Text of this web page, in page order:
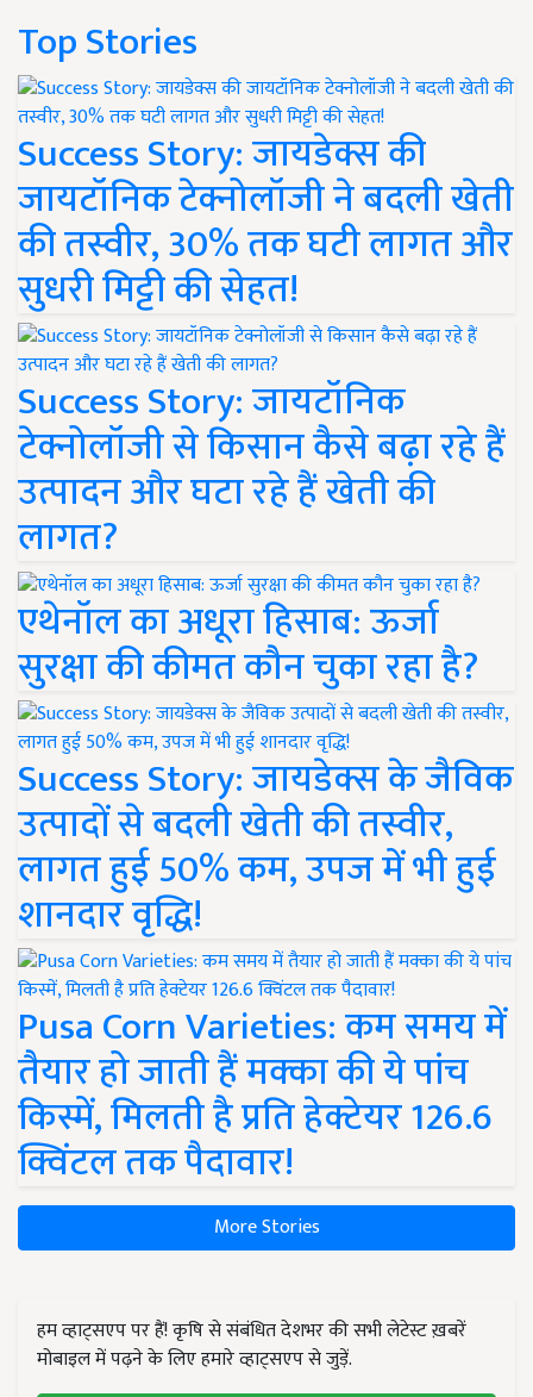
Top Stories
Success Story: जायडेक्स की
जायटॉनिक टेक्नोलॉजी ने बदली खेती
की तस्वीर, 30% तक घटी लागत और
सुधरी मिट्टी की सेहत!
Success Story: जायटॉनिक
टेक्नोलॉजी से किसान कैसे बढ़ा रहे हैं
उत्पादन और घटा रहे हैं खेती की
लागत?
एथेनॉल का अधूरा हिसाब: ऊर्जा
सुरक्षा की कीमत कौन चुका रहा है?
Success Story: जायडेक्स के जैविक
उत्पादों से बदली खेती की तस्वीर,
लागत हुई 50% कम, उपज में भी हुई
शानदार वृद्धि!
Pusa Corn Varieties: कम समय में
तैयार हो जाती हैं मक्का की ये पांच
किस्में, मिलती है प्रति हेक्टेयर 126.6
क्विंटल तक पैदावार!
More Stories
हम व्हाट्सएप पर हैं! कृषि से संबंधित देशभर की सभी लेटेस्ट ख़बरें
मोबाइल में पढ़ने के लिए हमारे व्हाट्सएप से जुड़ें.